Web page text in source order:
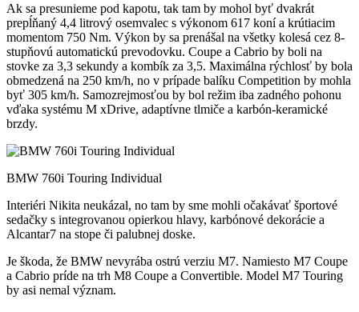
Ak sa presunieme pod kapotu, tak tam by mohol byť dvakrát
prepĺňaný 4,4 litrový osemvalec s výkonom 617 koní a krútiacim
momentom 750 Nm. Výkon by sa prenášal na všetky kolesá cez 8-
stupňovú automatickú prevodovku. Coupe a Cabrio by boli na
stovke za 3,3 sekundy a kombík za 3,5. Maximálna rýchlosť by bola
obmedzená na 250 km/h, no v prípade balíku Competition by mohla
byť 305 km/h. Samozrejmosťou by bol režim iba zadného pohonu
vďaka systému M xDrive, adaptívne tlmiče a karbón-keramické
brzdy.
BMW 760i Touring Individual
Interiéri Nikita neukázal, no tam by sme mohli očakávať športové
sedačky s integrovanou opierkou hlavy, karbónové dekorácie a
Alcantar7 na stope či palubnej doske.
Je škoda, že BMW nevyrába ostrú verziu M7. Namiesto M7 Coupe
a Cabrio príde na trh M8 Coupe a Convertible. Model M7 Touring
by asi nemal význam.